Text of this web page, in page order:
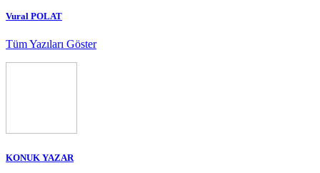
Vural POLAT
Tüm Yazıları Göster
KONUK YAZAR